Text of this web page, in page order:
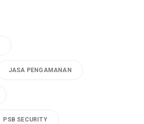
JASA PENGAMANAN
PSB SECURITY